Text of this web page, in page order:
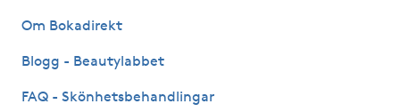
Lymfmassage
Om Bokadirekt
Blogg - Beautylabbet
FAQ - Skönhetsbehandlingar